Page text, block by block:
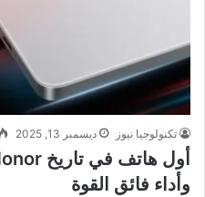
تكنولوجيا نيوز ديسمبر 13, 2025
وأداء فائق القوة